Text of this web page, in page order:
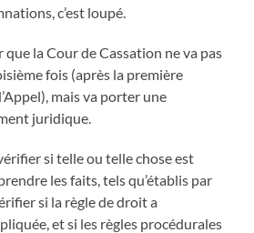
c’est loupé.
la Cour de Cassation ne va pas
fois (après la première
mais va porter une
juridique.
si telle ou telle chose est
les faits, tels qu’établis par
si la règle de droit a
et si les règles procédurales